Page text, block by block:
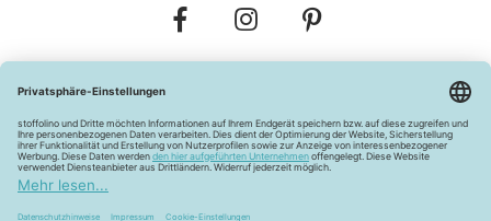
Widerrufsbelehrung Vertrag widerrufen
Barrierefreiheitserklärung